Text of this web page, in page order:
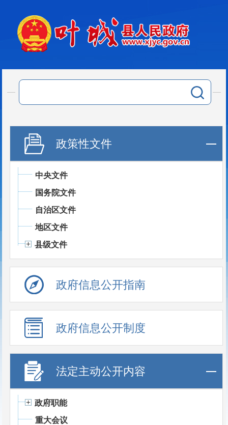
政策性文件
中央文件
国务院文件
自治区文件
地区文件
县级文件
政府信息公开指南
政府信息公开制度
法定主动公开内容
政府职能
重大会议